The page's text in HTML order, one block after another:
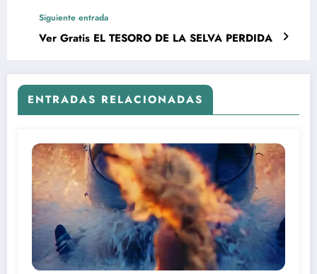
Siguiente entrada
Ver Gratis EL TESORO DE LA SELVA PERDIDA
ENTRADAS RELACIONADAS